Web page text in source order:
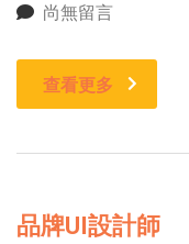
尚無留言
查看更多
品牌UI設計師